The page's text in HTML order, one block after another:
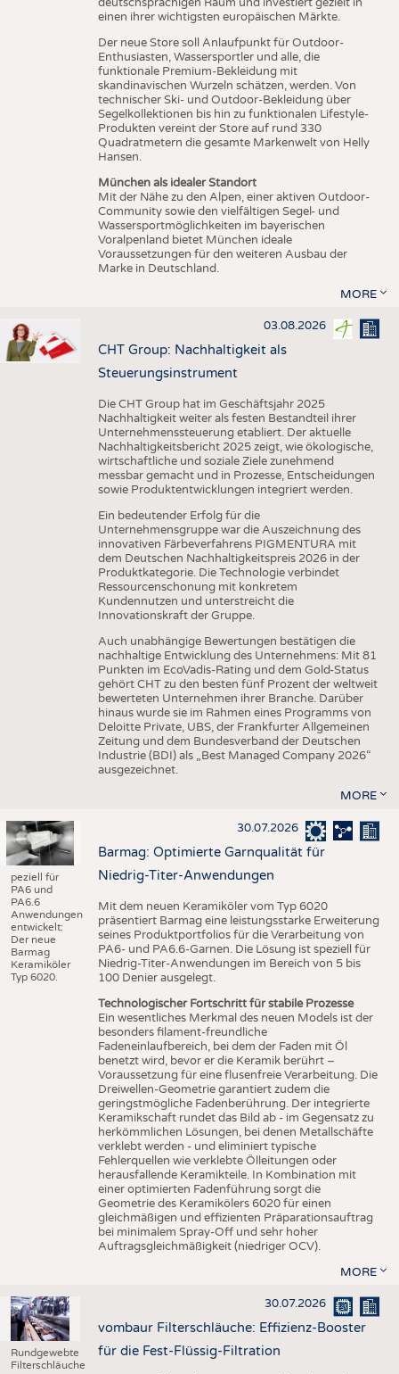
einen ihrer wichtigsten europäischen Märkte.
Der neue Store soll Anlaufpunkt für Outdoor-
Enthusiasten, Wassersportler und alle, die
funktionale Premium-Bekleidung mit
skandinavischen Wurzeln schätzen, werden. Von
technischer Ski- und Outdoor-Bekleidung über
Segelkollektionen bis hin zu funktionalen Lifestyle-
Produkten vereint der Store auf rund 330
Quadratmetern die gesamte Markenwelt von Helly
Hansen.
München als idealer Standort
Mit der Nähe zu den Alpen, einer aktiven Outdoor-
Community sowie den vielfältigen Segel- und
Wassersportmöglichkeiten im bayerischen
Voralpenland bietet München ideale
Voraussetzungen für den weiteren Ausbau der
Marke in Deutschland.
MORE
03.08.2026
CHT Group: Nachhaltigkeit als
Steuerungsinstrument
Die CHT Group hat im Geschäftsjahr 2025
Nachhaltigkeit weiter als festen Bestandteil ihrer
Unternehmenssteuerung etabliert. Der aktuelle
Nachhaltigkeitsbericht 2025 zeigt, wie ökologische,
wirtschaftliche und soziale Ziele zunehmend
messbar gemacht und in Prozesse, Entscheidungen
sowie Produktentwicklungen integriert werden.
Ein bedeutender Erfolg für die
Unternehmensgruppe war die Auszeichnung des
innovativen Färbeverfahrens PIGMENTURA mit
dem Deutschen Nachhaltigkeitspreis 2026 in der
Produktkategorie. Die Technologie verbindet
Ressourcenschonung mit konkretem
Kundennutzen und unterstreicht die
Innovationskraft der Gruppe.
Auch unabhängige Bewertungen bestätigen die
nachhaltige Entwicklung des Unternehmens: Mit 81
Punkten im EcoVadis-Rating und dem Gold-Status
gehört CHT zu den besten fünf Prozent der weltweit
bewerteten Unternehmen ihrer Branche. Darüber
hinaus wurde sie im Rahmen eines Programms von
Deloitte Private, UBS, der Frankfurter Allgemeinen
Zeitung und dem Bundesverband der Deutschen
Industrie (BDI) als „Best Managed Company 2026“
ausgezeichnet.
MORE
peziell für
PA6 und
PA6.6
Anwendungen
entwickelt:
Der neue
Barmag
Keramiköler
Typ 6020.
30.07.2026
Barmag: Optimierte Garnqualität für
Niedrig-Titer-Anwendungen
Mit dem neuen Keramiköler vom Typ 6020
präsentiert Barmag eine leistungsstarke Erweiterung
seines Produktportfolios für die Verarbeitung von
PA6- und PA6.6-Garnen. Die Lösung ist speziell für
Niedrig-Titer-Anwendungen im Bereich von 5 bis
100 Denier ausgelegt.
Technologischer Fortschritt für stabile Prozesse
Ein wesentliches Merkmal des neuen Models ist der
besonders filament-freundliche
Fadeneinlaufbereich, bei dem der Faden mit Öl
benetzt wird, bevor er die Keramik berührt –
Voraussetzung für eine flusenfreie Verarbeitung. Die
Dreiwellen-Geometrie garantiert zudem die
geringstmögliche Fadenberührung. Der integrierte
Keramikschaft rundet das Bild ab - im Gegensatz zu
herkömmlichen Lösungen, bei denen Metallschäfte
verklebt werden - und eliminiert typische
Fehlerquellen wie verklebte Ölleitungen oder
herausfallende Keramikteile. In Kombination mit
einer optimierten Fadenführung sorgt die
Geometrie des Keramikölers 6020 für einen
gleichmäßigen und effizienten Präparationsauftrag
bei minimalem Spray-Off und sehr hoher
Auftragsgleichmäßigkeit (niedriger OCV).
MORE
Rundgewebte
Filterschläuche
30.07.2026
vombaur Filterschläuche: Effizienz-Booster
für die Fest-Flüssig-Filtration